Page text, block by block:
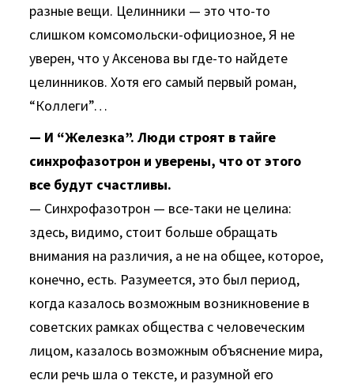
разные вещи. Целинники — это что-то
слишком комсомольски-официозное, Я не
уверен, что у Аксенова вы где-то найдете
целинников. Хотя его самый первый роман,
“Коллеги”…
— И “Железка”. Люди строят в тайге
синхрофазотрон и уверены, что от этого
все будут счастливы.
— Синхрофазотрон — все-таки не целина:
здесь, видимо, стоит больше обращать
внимания на различия, а не на общее, которое,
конечно, есть. Разумеется, это был период,
когда казалось возможным возникновение в
советских рамках общества с человеческим
лицом, казалось возможным объяснение мира,
если речь шла о тексте, и разумной его